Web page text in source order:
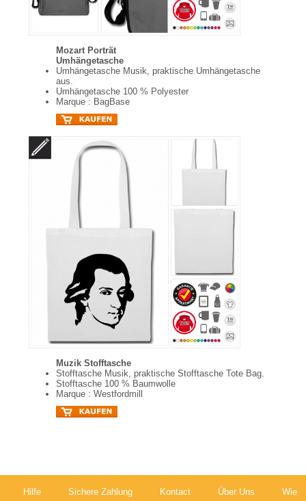
Mozart Porträt
Umhängetasche
Umhängetasche Musik, praktische Umhängetasche
aus.
Umhängetasche 100 % Polyester
Marque : BagBase
Muzik Stofftasche
Stofftasche Musik, praktische Stofftasche Tote Bag.
Stofftasche 100 % Baumwolle
Marque : Westfordmill
Hilfe Sichere Zahlung Kontact Über Uns Wie